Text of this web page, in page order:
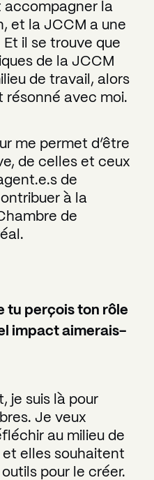
accompagner la
et la JCCM a une
il se trouve que
de la JCCM
de travail, alors
résonné avec moi.
me permet d’être
de celles et ceux
de
à la
de
tu perçois ton rôle
impact aimerais-
je suis là pour
Je veux
au milieu de
elles souhaitent
pour le créer.